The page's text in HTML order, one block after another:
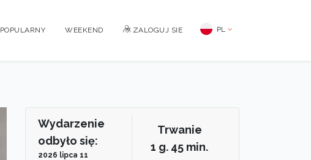
POPULARNY WEEKEND ZALOGUJ SIE PL
Wydarzenie
odbyło się:
2026 lipca 11
Trwanie
1 g. 45 min.